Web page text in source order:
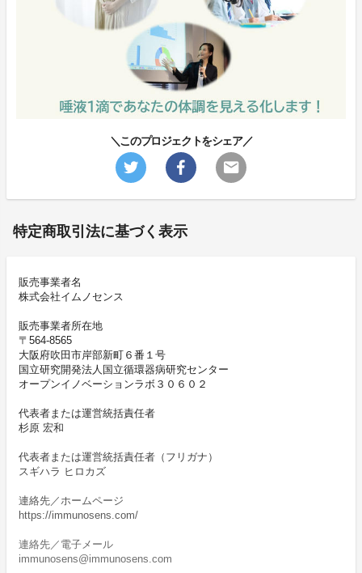
＼このプロジェクトをシェア／
特定商取引法に基づく表示
販売事業者名
株式会社イムノセンス
販売事業者所在地
〒564-8565
大阪府吹田市岸部新町６番１号
国立研究開発法人国立循環器病研究センター
オープンイノベーションラボ３０６０２
代表者または運営統括責任者
杉原 宏和
代表者または運営統括責任者（フリガナ）
スギハラ ヒロカズ
連絡先／ホームページ
https://immunosens.com/
連絡先／電子メール
immunosens@immunosens.com